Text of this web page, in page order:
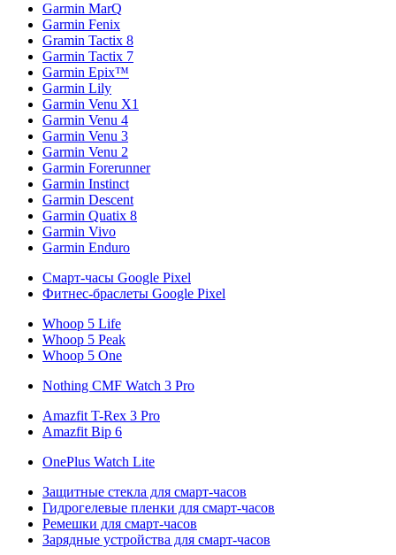
Garmin MarQ
Garmin Fenix
Gramin Tactix 8
Garmin Tactix 7
Garmin Epix™
Garmin Lily
Garmin Venu X1
Garmin Venu 4
Garmin Venu 3
Garmin Venu 2
Garmin Forerunner
Garmin Instinct
Garmin Descent
Garmin Quatix 8
Garmin Vivo
Garmin Enduro
Смарт-часы Google Pixel
Фитнес-браслеты Google Pixel
Whoop 5 Life
Whoop 5 Peak
Whoop 5 One
Nothing CMF Watch 3 Pro
Amazfit T-Rex 3 Pro
Amazfit Bip 6
OnePlus Watch Lite
Защитные стекла для смарт-часов
Гидрогелевые пленки для смарт-часов
Ремешки для смарт-часов
Зарядные устройства для смарт-часов